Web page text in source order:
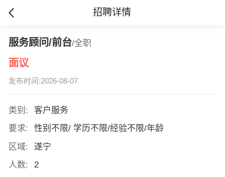
招聘详情
服务顾问/前台/全职
面议
发布时间:2026-08-07
类别:
客户服务
要求:
性别不限/ 学历不限/经验不限/年龄
区域:
遂宁
人数:
2